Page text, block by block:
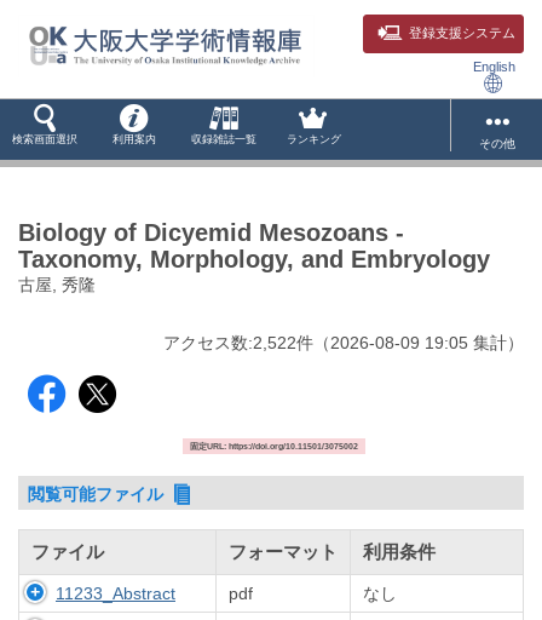
登録支援システム
English
検索画面選択 利用案内 収録雑誌一覧 ランキング その他
Biology of Dicyemid Mesozoans -
Taxonomy, Morphology, and Embryology
古屋, 秀隆
アクセス数:2,522件 （2026-08-09 19:05 集計）
固定URL: https://doi.org/10.11501/3075002
閲覧可能ファイル
ファイル フォーマット 利用条件
11233_Abstract pdf
なし